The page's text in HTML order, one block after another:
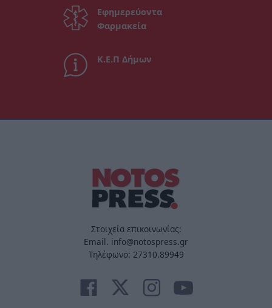
Εφημερεύοντα
Φαρμακεία
Κ.Ε.Π Δήμων
Στοιχεία επικοινωνίας:
Email. info@notospress.gr
Τηλέφωνο: 27310.89949